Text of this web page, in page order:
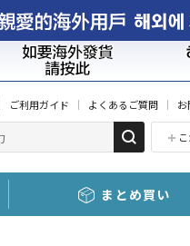
ご利用ガイド よくあるご質問
まとめ買い